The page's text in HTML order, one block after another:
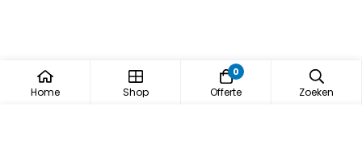
Home Shop
0
Offerte Zoeken